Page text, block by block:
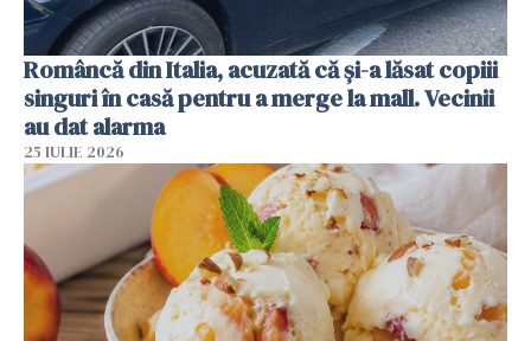
Româncă din Italia, acuzată că și-a lăsat copiii
singuri în casă pentru a merge la mall. Vecinii
au dat alarma
25 IULIE 2026